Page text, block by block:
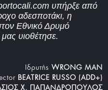
υπήρξε από
αδεσποτάκι, η
Εθνικό Δρυμό
υιοθέτησε.
Iδρυτής WRONG MAN
BEATRICE RUSSO (ADD+)
Χ. ΠΑΠΑΝΔΡΟΠΟΥΛΟΣ